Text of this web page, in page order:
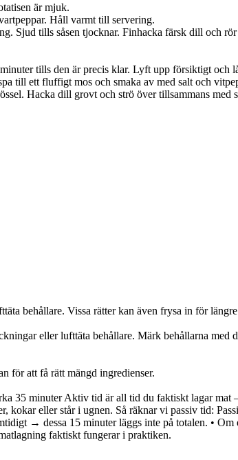
är mjuk.
Håll varmt till servering.
Sjud tills såsen tjocknar. Finhacka färsk dill och rör
tills den är precis klar. Lyft upp försiktigt och
till ett fluffigt mos och smaka av med salt och
Hacka dill grovt och strö över tillsammans med
behållare. Vissa rätter kan även frysa in för
eller lufttäta behållare. Märk behållarna med
för att få rätt mängd ingredienser.
35 minuter Aktiv tid är all tid du faktiskt lagar mat
eller står i ugnen. Så räknar vi passiv tid:
→ dessa 15 minuter läggs inte på totalen. •
faktiskt fungerar i praktiken.